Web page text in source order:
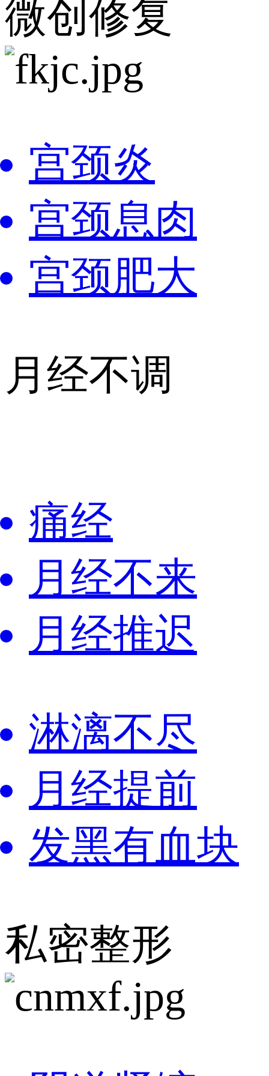
微创修复
宫颈炎
宫颈息肉
宫颈肥大
月经不调
痛经
月经不来
月经推迟
淋漓不尽
月经提前
发黑有血块
私密整形